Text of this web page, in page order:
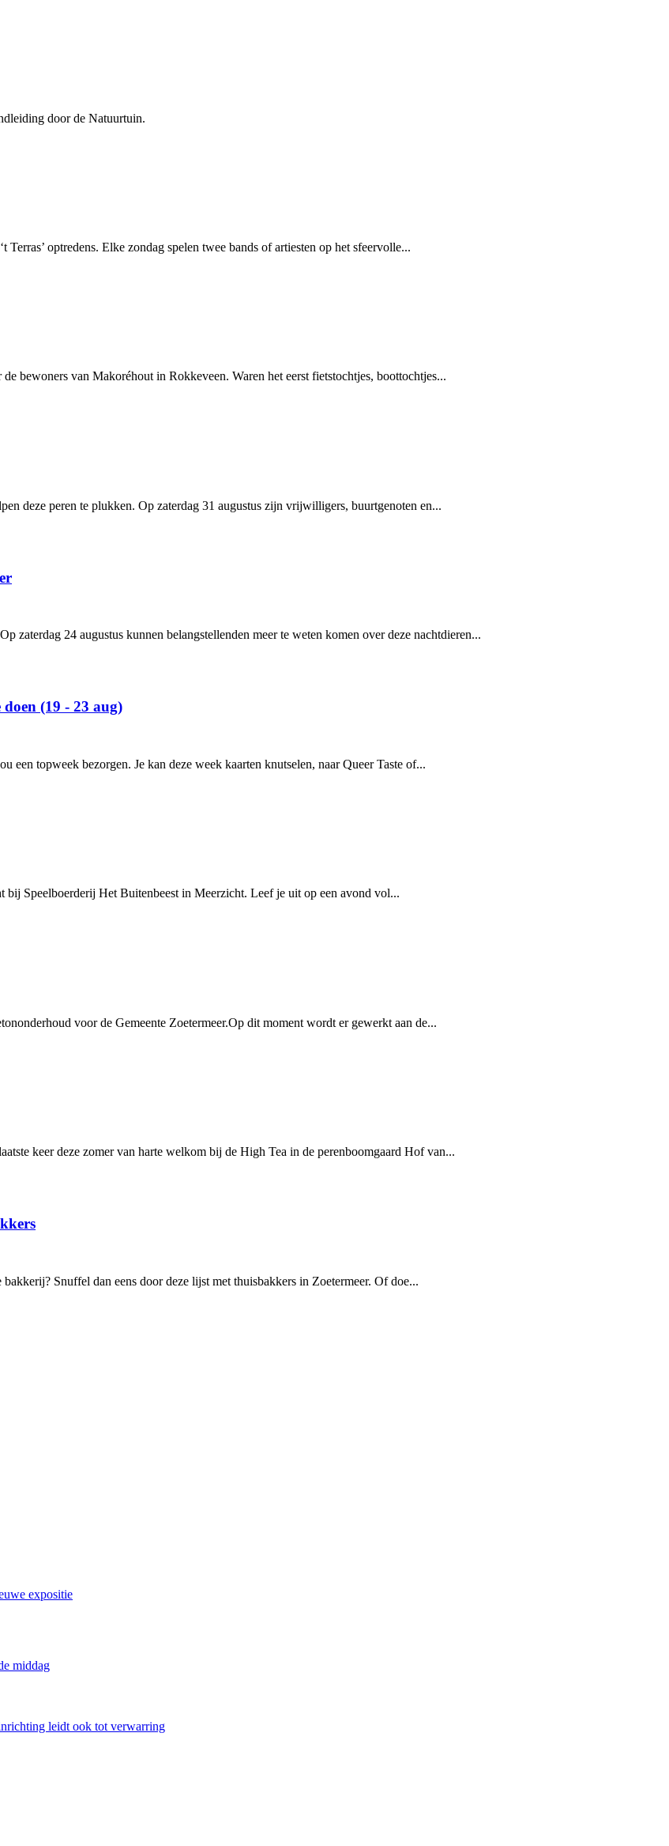
door de Natuurtuin.
optredens. Elke zondag spelen twee bands of artiesten op het sfeervolle...
bewoners van Makoréhout in Rokkeveen. Waren het eerst fietstochtjes, boottochtjes...
deze peren te plukken. Op zaterdag 31 augustus zijn vrijwilligers, buurtgenoten en...
zaterdag 24 augustus kunnen belangstellenden meer te weten komen over deze nachtdieren...
doen (19 - 23 aug)
een topweek bezorgen. Je kan deze week kaarten knutselen, naar Queer Taste of...
Speelboerderij Het Buitenbeest in Meerzicht. Leef je uit op een avond vol...
voor de Gemeente Zoetermeer.Op dit moment wordt er gewerkt aan de...
keer deze zomer van harte welkom bij de High Tea in de perenboomgaard Hof van...
Snuffel dan eens door deze lijst met thuisbakkers in Zoetermeer. Of doe...
expositie
middag
leidt ook tot verwarring